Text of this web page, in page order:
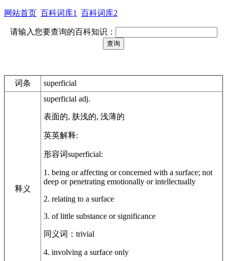
网站首页 百科词库1 百科词库2
请输入您要查询的百科知识：
词条 superficial
释义
superficial adj.
表面的, 肤浅的, 浅薄的
英英解释:
形容词superficial:
1. being or affecting or concerned with a surface; not
deep or penetrating emotionally or intellectually
2. relating to a surface
3. of little substance or significance
同义词：trivial
4. involving a surface only